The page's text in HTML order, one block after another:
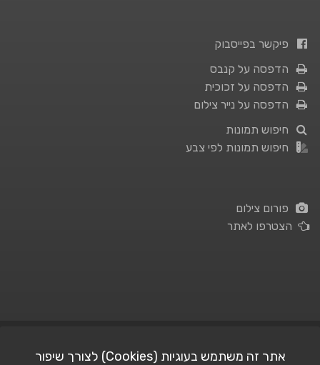
פיקשר בפייסבוק
הדפסה על קנבס
הדפסה על זכוכית
הדפסה על נייר צילום
חיפוש תמונות
חיפוש תמונות לפי צבע
פורום צילום
הצטרפו לאתר
אתר זה משתמש בעוגיות (Cookies) לצורך שיפור